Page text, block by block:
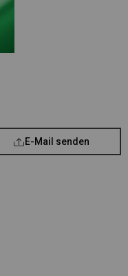
E-Mail senden